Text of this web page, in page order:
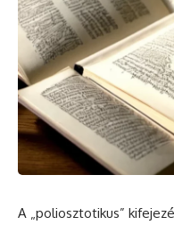
A „poliosztotikus”